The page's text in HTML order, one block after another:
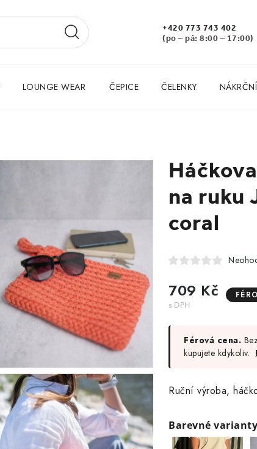
+420 773 743 402
(po – pá: 8:00 – 17:00)
LOUNGE WEAR ČEPICE ČELENKY
na ruku
coral
709 Kč
Férová cena.
kupujete kdykoliv.
Ruční výroba,